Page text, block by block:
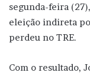
segunda-feira
eleição indireta
perdeu no TRE.
Com o resultado,